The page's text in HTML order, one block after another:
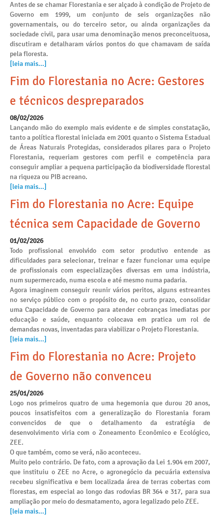
Antes de se chamar Florestania e ser alçado à condição de Projeto de
Governo em 1999, um conjunto de seis organizações não
governamentais, ou do terceiro setor, ou ainda organizações da
sociedade civil, para usar uma denominação menos preconceituosa,
discutiram e detalharam vários pontos do que chamavam de saída
pela floresta.
[leia mais...]
Fim do Florestania no Acre: Gestores
e técnicos despreparados
08/02/2026
Lançando mão do exemplo mais evidente e de simples constatação,
tanto a política florestal iniciada em 2001 quanto o Sistema Estadual
de Áreas Naturais Protegidas, considerados pilares para o Projeto
Florestania, requeriam gestores com perfil e competência para
conseguir ampliar a pequena participação da biodiversidade florestal
na riqueza ou PIB acreano.
[leia mais...]
Fim do Florestania no Acre: Equipe
técnica sem Capacidade de Governo
01/02/2026
Todo profissional envolvido com setor produtivo entende as
dificuldades para selecionar, treinar e fazer funcionar uma equipe
de profissionais com especializações diversas em uma indústria,
num supermercado, numa escola e até mesmo numa padaria.
Agora imaginem conseguir reunir vários peritos, alguns estreantes
no serviço público com o propósito de, no curto prazo, consolidar
uma Capacidade de Governo para atender cobranças imediatas por
educação e saúde, enquanto colocava em pratica um rol de
demandas novas, inventadas para viabilizar o Projeto Florestania.
[leia mais...]
Fim do Florestania no Acre: Projeto
de Governo não convenceu
25/01/2026
Logo nos primeiros quatro de uma hegemonia que durou 20 anos,
poucos insatisfeitos com a generalização do Florestania foram
convencidos de que o detalhamento da estratégia de
desenvolvimento viria com o Zoneamento Econômico e Ecológico,
ZEE.
O que também, como se verá, não aconteceu.
Muito pelo contrário. De fato, com a aprovação da Lei 1.904 em 2007,
que instituiu o ZEE no Acre, o agronegócio da pecuária extensiva
recebeu significativa e bem localizada área de terras cobertas com
florestas, em especial ao longo das rodovias BR 364 e 317, para sua
ampliação por meio do desmatamento, agora legalizado pelo ZEE.
[leia mais...]